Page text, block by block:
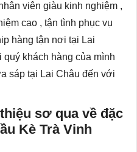
viên giàu kinh nghiệm ,
cao , tận tình phục vụ
hàng tận nơi tại Lai
khách hàng của mình
sáp tại Lai Châu đến với
sơ qua về đặc
Kè Trà Vinh